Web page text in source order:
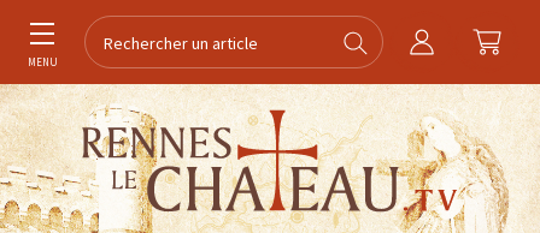
MENU